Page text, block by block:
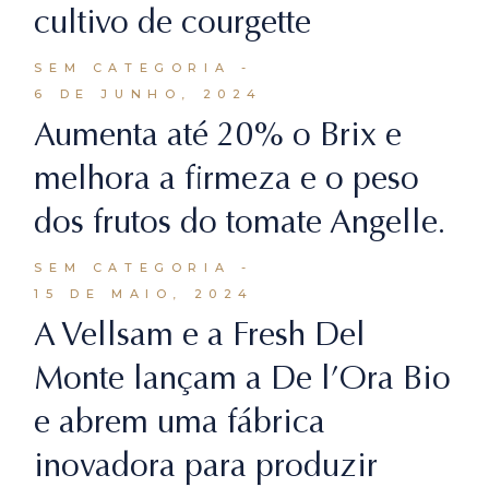
cultivo de courgette
SEM CATEGORIA
6 DE JUNHO, 2024
Aumenta até 20% o Brix e
melhora a firmeza e o peso
dos frutos do tomate Angelle.
SEM CATEGORIA
15 DE MAIO, 2024
A Vellsam e a Fresh Del
Monte lançam a De l’Ora Bio
e abrem uma fábrica
inovadora para produzir